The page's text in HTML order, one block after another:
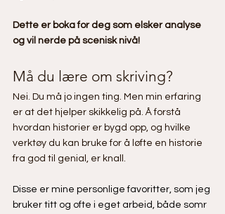
Dette er boka for deg som elsker analyse
og vil nerde på scenisk nivå!
Må du lære om skriving?
Nei. Du må jo ingen ting. Men min erfaring
er at det hjelper skikkelig på. Å forstå
hvordan historier er bygd opp, og hvilke
verktøy du kan bruke for å løfte en historie
fra god til genial, er knall.
Disse er mine personlige favoritter, som jeg
bruker titt og ofte i eget arbeid, både somr